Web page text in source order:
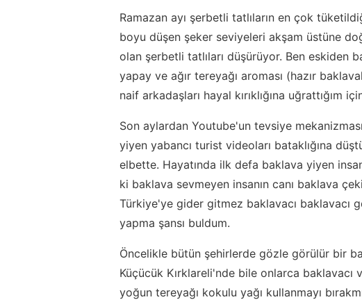
Ramazan ayı şerbetli tatlıların en çok
boyu düşen şeker seviyeleri akşam üstüne
olan şerbetli tatlıları düşürüyor. Ben eskiden
yapay ve ağır tereyağı aroması (hazır
naif arkadaşları hayal kırıklığına uğrattığım
Son aylardan Youtube'un tevsiye
yiyen yabancı turist videoları bataklığına
elbette. Hayatında ilk defa baklava yiyen
ki baklava sevmeyen insanın canı baklava
Türkiye'ye gider gitmez baklavacı baklavacı
yapma şansı buldum.
Öncelikle bütün şehirlerde gözle görülür bir
Küçücük Kırklareli'nde bile onlarca baklavacı
yoğun tereyağı kokulu yağı kullanmayı